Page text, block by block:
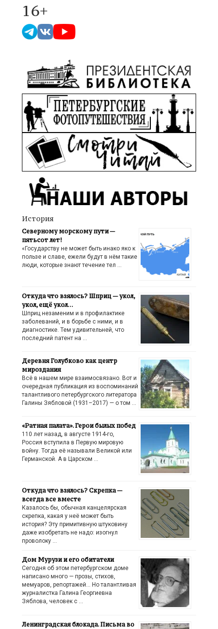
16+
История
Северному морскому пути —
пятьсот лет!
«Государству не может быть инако яко к
пользе и славе, ежели будут в нём такие
люди, которые знают течение тел …
Откуда что взялось? Шприц — укол,
укол, ещё укол…
Шприц незаменим и в профилактике
заболеваний, и в борьбе с ними, и в
диагностике. Тем удивительней, что
последний патент на …
Деревня Голубково как центр
мироздания
Всё в нашем мире взаимосвязано. Вот и
очередная публикация из воспоминаний
талантливого петербургского литератора
Галины Зябловой (1931–2017) — о том …
«Ратная палата». Герои былых побед
110 лет назад, в августе 1914-го,
Россия вступила в Первую мировую
войну. Тогда её называли Великой или
Германской. А в Царском …
Откуда что взялось? Скрепка —
всегда все вместе
Казалось бы, обычная канцелярская
скрепка, какая у неё может быть
история? Эту примитивную штуковину
даже изобретать не надо: изогнул
проволоку …
Дом Мурузи и его обитатели
Сегодня об этом петербургском доме
написано много — прозы, стихов,
мемуаров, репортажей… Но талантливая
журналистка Галина Георгиевна
Зяблова, человек с …
Ленинградская блокада. Письма во